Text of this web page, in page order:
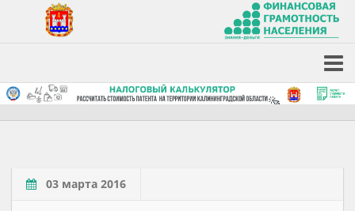
03 марта 2016